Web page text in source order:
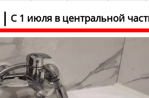
С 1 июля в центральной